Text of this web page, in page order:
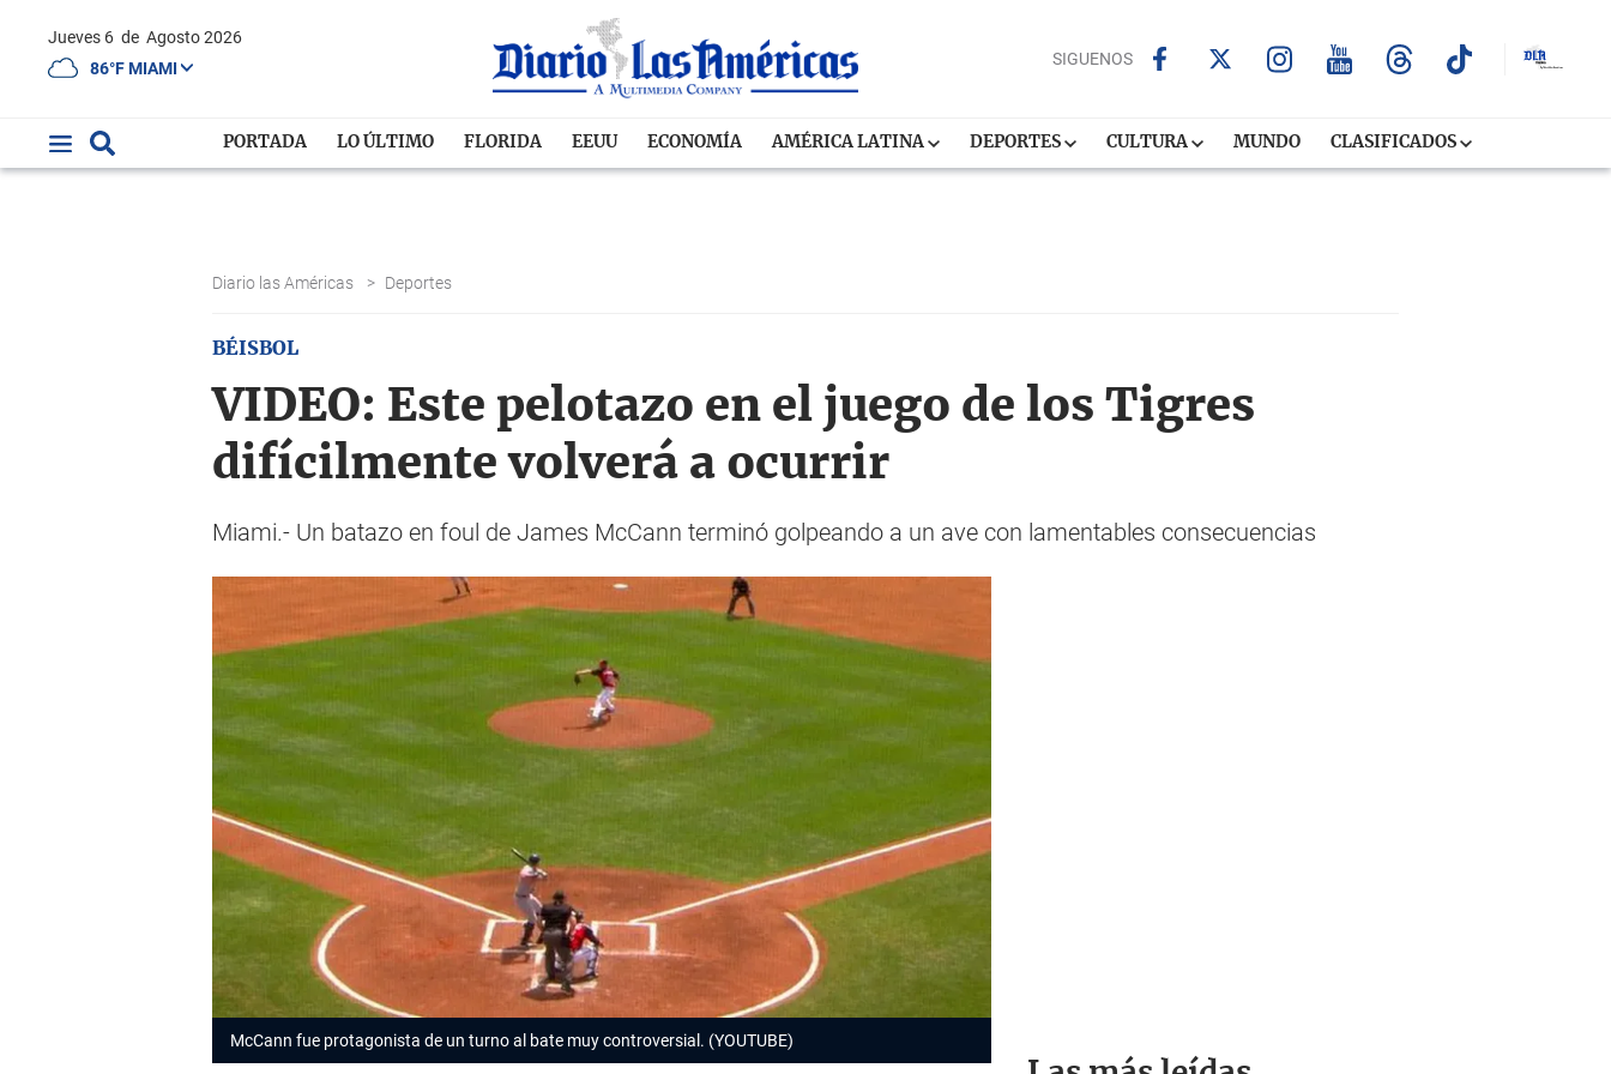
Jueves 6 de Agosto 2026
86°F MIAMI
SIGUENOS
PORTADA LO ÚLTIMO FLORIDA EEUU ECONOMÍA AMÉRICA LATINA DEPORTES CULTURA MUNDO CLASIFICADOS
Diario las Américas > Deportes
BÉISBOL
VIDEO: Este pelotazo en el juego de los Tigres
difícilmente volverá a ocurrir
Miami.- Un batazo en foul de James McCann terminó golpeando a un ave con lamentables consecuencias
McCann fue protagonista de un turno al bate muy controversial. (YOUTUBE)